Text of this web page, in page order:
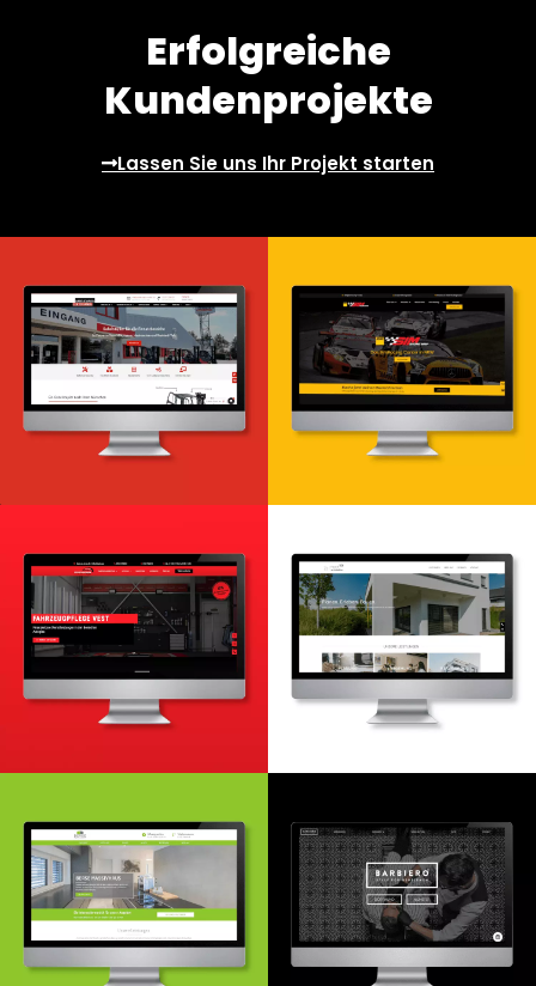
Erfolgreiche
Kundenprojekte
Lassen Sie uns Ihr Projekt starten
Webdesign & -entwicklung
Suchmaschinenoptimierung
Webdesign & -entwicklung